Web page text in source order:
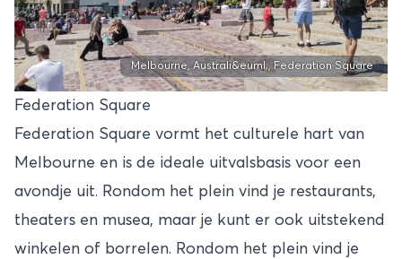
Melbourne, Australi&euml;, Federation Square
Federation Square
Federation Square vormt het culturele hart van
Melbourne en is de ideale uitvalsbasis voor een
avondje uit. Rondom het plein vind je restaurants,
theaters en musea, maar je kunt er ook uitstekend
winkelen of borrelen. Rondom het plein vind je